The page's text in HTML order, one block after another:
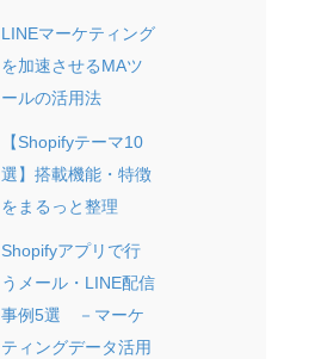
LINEマーケティング
を加速させるMAツ
ールの活用法
【Shopifyテーマ10
選】搭載機能・特徴
をまるっと整理
Shopifyアプリで行
うメール・LINE配信
事例5選 －マーケ
ティングデータ活用